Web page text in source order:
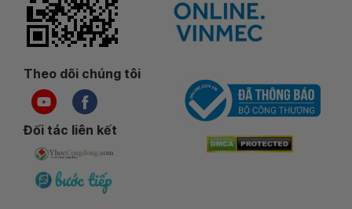
Theo dõi chúng tôi
Đối tác liên kết